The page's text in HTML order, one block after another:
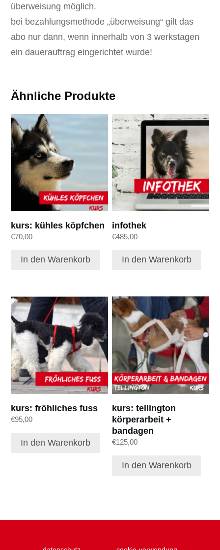
überweisung möglich.
bei bezahlungsmethode „überweisung“ gilt das
abo nur dann, wenn innerhalb von 3 werkstagen
ein dauerauftrag eingerichtet wurde!
Ähnliche Produkte
kurs: kühles köpfchen
€70,00
In den Warenkorb
infothek
€485,00
In den Warenkorb
kurs: fröhliches fuss
€95,00
In den Warenkorb
kurs: tellington
körperarbeit +
bandagen
€125,00
In den Warenkorb